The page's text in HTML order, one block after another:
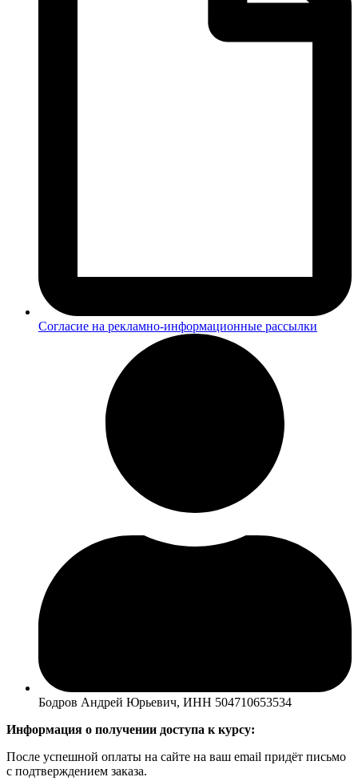
Согласие на рекламно-информационные рассылки
Бодров Андрей Юрьевич, ИНН 504710653534
Информация о получении доступа к курсу:
После успешной оплаты на сайте на ваш email придёт письмо
с подтверждением заказа.